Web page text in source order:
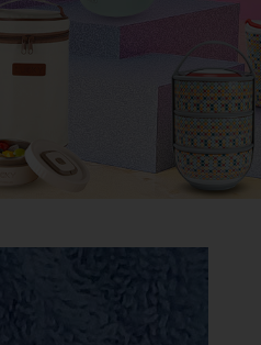
QUÀ TẶNG HỌC SINH
QUẸT GAS - BẬT LỬA
BA LÔ, TÚI XÁCH - VÍ